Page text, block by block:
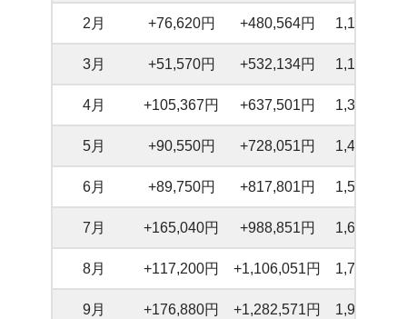
2月 +76,620円 +480,564円 1,180,524
3月 +51,570円 +532,134円 1,198,441
4月 +105,367円 +637,501円 1,339,222
5月 +90,550円 +728,051円 1,418,041
6月 +89,750円 +817,801円 1,520,331
7月 +165,040円 +988,851円 1,684,291
8月 +117,200円 +1,106,051円 1,798,998
9月 +176,880円 +1,282,571円 1,982,491